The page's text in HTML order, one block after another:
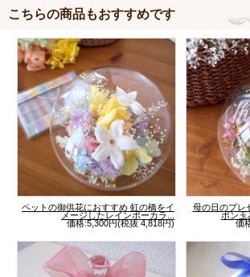
こちらの商品もおすすめです
ペットの御供花におすすめ 虹の橋をイ
メージしたレインボーカラ...
価格:5,300円(税抜 4,818円)
母の日のプ
ボン玉
価